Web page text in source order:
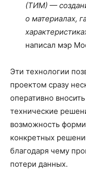
(ТИМ) —
о материалах,
написал мэр
Эти технологии
проектом сразу
оперативно
технические
возможность
конкретных
благодаря чему
потери данных.